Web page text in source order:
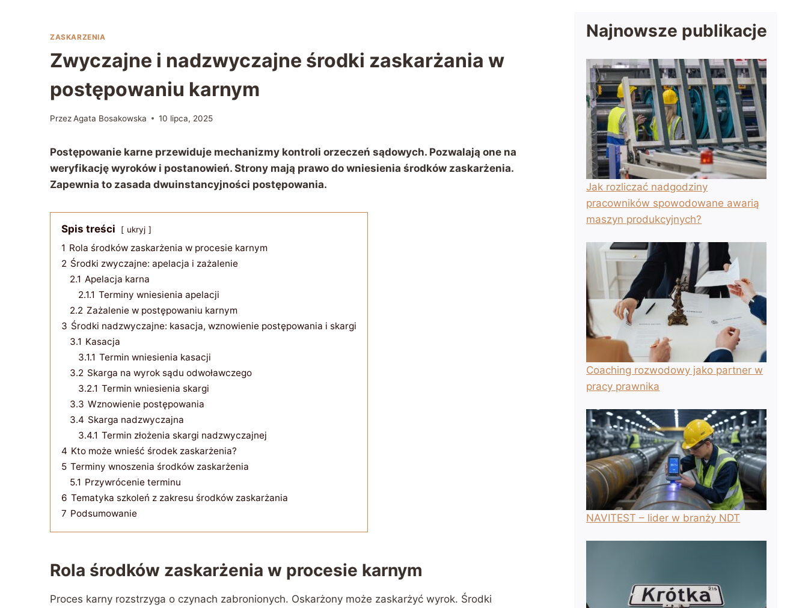
ZASKARZENIA
Zwyczajne i nadzwyczajne środki zaskarżania w
postępowaniu karnym
PrzezAgata Bosakowska 10 lipca, 2025
Postępowanie karne przewiduje mechanizmy kontroli orzeczeń sądowych. Pozwalają one na
weryfikację wyroków i postanowień. Strony mają prawo do wniesienia środków zaskarżenia.
Zapewnia to zasada dwuinstancyjności postępowania.
Spis treści ukryj
1 Rola środków zaskarżenia w procesie karnym
2 Środki zwyczajne: apelacja i zażalenie
2.1 Apelacja karna
2.1.1 Terminy wniesienia apelacji
2.2 Zażalenie w postępowaniu karnym
3 Środki nadzwyczajne: kasacja, wznowienie postępowania i skargi
3.1 Kasacja
3.1.1 Termin wniesienia kasacji
3.2 Skarga na wyrok sądu odwoławczego
3.2.1 Termin wniesienia skargi
3.3 Wznowienie postępowania
3.4 Skarga nadzwyczajna
3.4.1 Termin złożenia skargi nadzwyczajnej
4 Kto może wnieść środek zaskarżenia?
5 Terminy wnoszenia środków zaskarżenia
5.1 Przywrócenie terminu
6 Tematyka szkoleń z zakresu środków zaskarżania
7 Podsumowanie
Rola środków zaskarżenia w procesie karnym
Proces karny rozstrzyga o czynach zabronionych. Oskarżony może zaskarżyć wyrok. Środki
Najnowsze publikacje
Jak rozliczać nadgodziny
pracowników spowodowane awarią
maszyn produkcyjnych?
Coaching rozwodowy jako partner w
pracy prawnika
NAVITEST – lider w branży NDT